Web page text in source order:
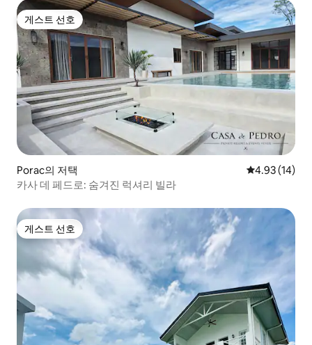
게스트 선호
게스트 선호
Porac의 저택 평점 4.93점
4.93 (14)
카사 데 페드로: 숨겨진 럭셔리 빌라
게스트 선호
게스트 선호